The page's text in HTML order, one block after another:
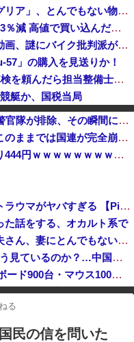
【物議】沖縄の大型パーク「ジャングリア」、とんでもない物を投入してしまう！！！！！
【速報】コメ卸大手さん、営業利益83％減 高値で買い込んだ米が売れず「損切り祭り」開幕へ
【動画】どう見ても車がヤバい事故動画、謎にバイク批判派が湧いてきて終わる
」の購入を見送りか！
【悲報】ﾈｯﾄ民「正規ディーラーで車検を頼んだら担当整備士が「グエン」さんだったから次回から別の整備工場にする！」 ｗｗｗｗｗｗｗｗｗｗｗｗｗｗ...
艇か、国税当局
高市首相が経歴詐称していると確信した某映画評論家、「上級公務員試験に合格とは書いてないんですが…」とツッコミを受けまくり……
原爆ドーム前に居座る”市民団体”を警官隊が排除、その瞬間に周囲で見守っていた観客たちが……
国連事務総長「お金がありません。このままでは国連が完全崩壊します。助けて下さい」
【画像】ロピアのパワー全開おにぎり444円ｗｗｗｗｗｗｗｗｗｗｗｗ
【悲報】瀬戸環奈さん、中学時代のトラウマがヤバすぎる 【Pickup08083041】
た話をする、オカルト系で
妻と一緒に中学の卒アルを見ていた夫さん、妻にとんでもない秘密をバレて震える・・・
日本人はBYDの軽EV「ラッコ」をどう見ているのか？…中国メディア！
MDL「秋葉原店オープン記念！キーボード900台・マウス100台無料でプレゼント！」→秋葉原が大変なことになってしまう
中国「大洪水！」三峡ダム「9門開放！（全力放流」中国都市「三峡沿線の道路水没」中国政府「高速道路封鎖！」中国ダム「緊急放流に合わせて開門（土砂崩れ発生」→
サイト全体のレイアウトが崩れ
る
民の信を問いた